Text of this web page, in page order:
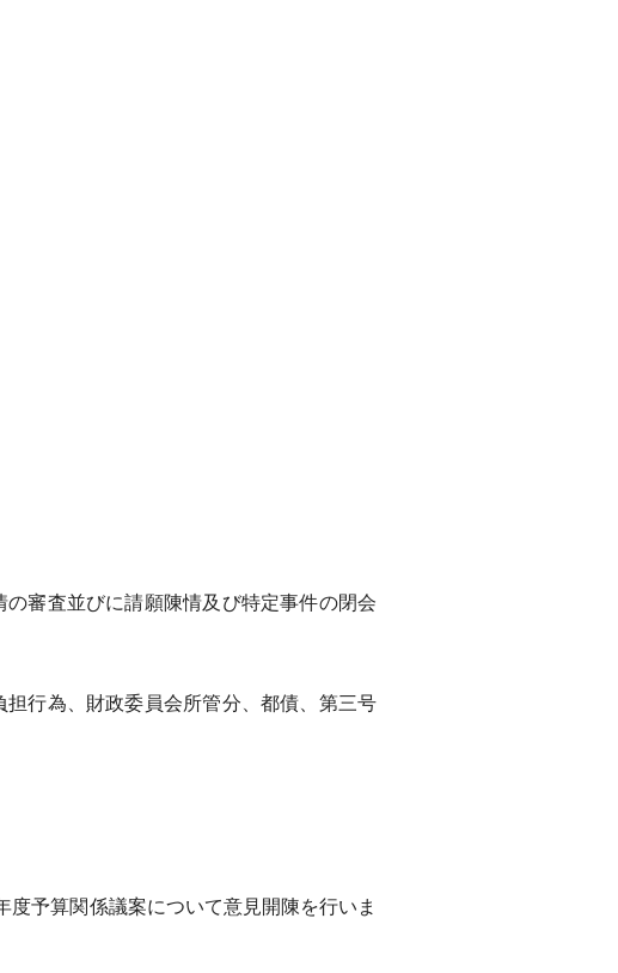
審査並びに請願陳情及び特定事件の閉会
行為、財政委員会所管分、都債、第三号
予算関係議案について意見開陳を行いま